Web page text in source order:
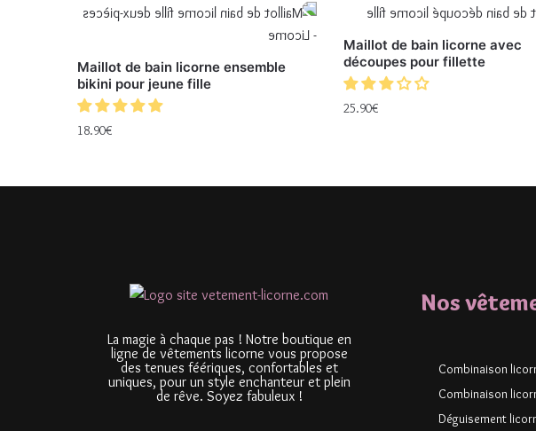
Maillot de bain licorne ensemble
bikini pour jeune fille
18.90€
Maillot de bain licorne avec
découpes pour fillette
25.90€
La magie à chaque pas ! Notre boutique en
ligne de vêtements licorne vous propose
des tenues féériques, confortables et
uniques, pour un style enchanteur et plein
de rêve. Soyez fabuleux !
Nos
Combinaison
Combinaison
Déguisement